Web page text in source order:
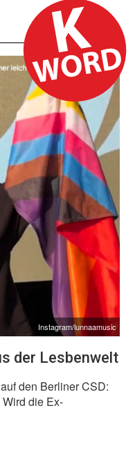
Instagram/lunnaamusic
der Lesbenwelt
den Berliner CSD:
die Ex-